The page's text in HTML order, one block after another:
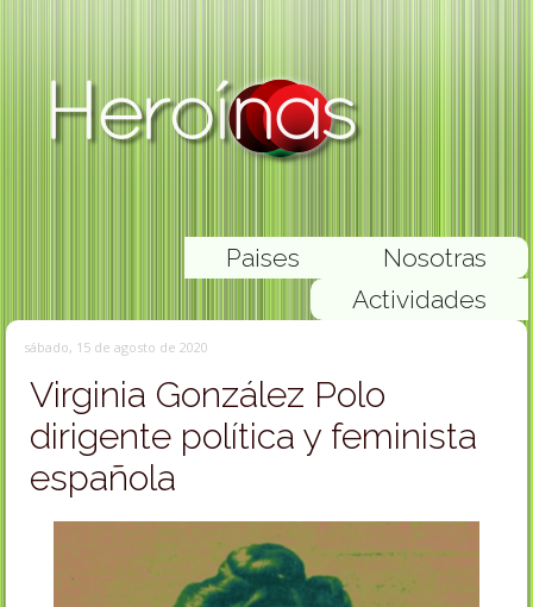
Nosotras
Paises
Actividades
sábado, 15 de agosto de 2020
Virginia González Polo
dirigente política y feminista
española